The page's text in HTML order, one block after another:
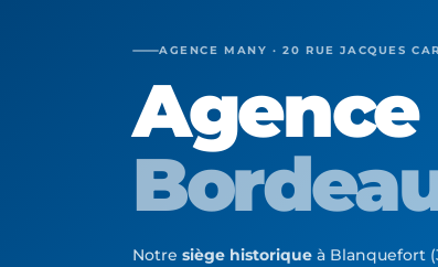
AGENCE MANY · 20 RUE JACQUES
Agence
Notre siège historique à Blanquefort